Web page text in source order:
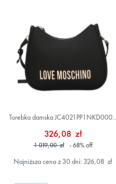
Torebka damska JC4021PP1NKD0000
326,08 zł
1 019,00 zł - 68%off
Najniższa cena z 30 dni: 326,08 zł